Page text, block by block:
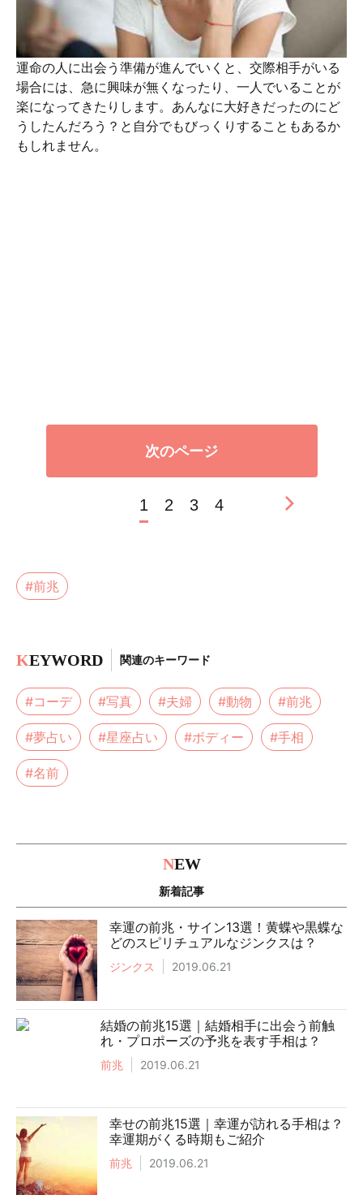
運命の人に出会う準備が進んでいくと、交際相手がいる
場合には、急に興味が無くなったり、一人でいることが
楽になってきたりします。あんなに大好きだったのにど
うしたんだろう？と自分でもびっくりすることもあるか
もしれません。
次のページ
1 2 3 4
#前兆
KEYWORD 関連のキーワード
#コーデ #写真 #夫婦 #動物 #前兆
#夢占い #星座占い #ボディー #手相
#名前
NEW
新着記事
幸運の前兆・サイン13選！黄蝶や黒蝶な
どのスピリチュアルなジンクスは？
ジンクス 2019.06.21
結婚の前兆15選｜結婚相手に出会う前触
れ・プロポーズの予兆を表す手相は？
前兆 2019.06.21
幸せの前兆15選｜幸運が訪れる手相は？
幸運期がくる時期もご紹介
前兆 2019.06.21